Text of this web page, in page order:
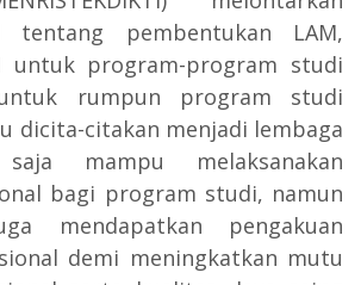
tentang pembentukan LAM,
untuk program-program studi
rumpun program studi
dicita-citakan menjadi lembaga
mampu melaksanakan
bagi program studi, namun
mendapatkan pengakuan
demi meningkatkan mutu